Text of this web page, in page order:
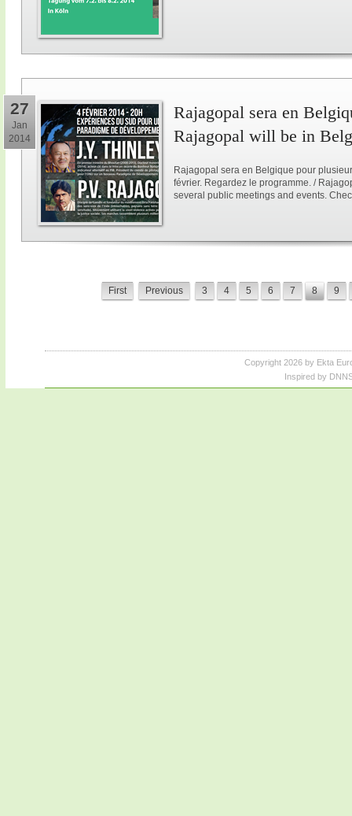
27
Jan
2014
Rajagopal sera en
Rajagopal will be in
Rajagopal sera en Belgique pour
février. Regardez le programme. /
several public meetings and events.
First Previous 3 4 5 6 7 8 9
Copyright 2026 by Ekta
Inspired by